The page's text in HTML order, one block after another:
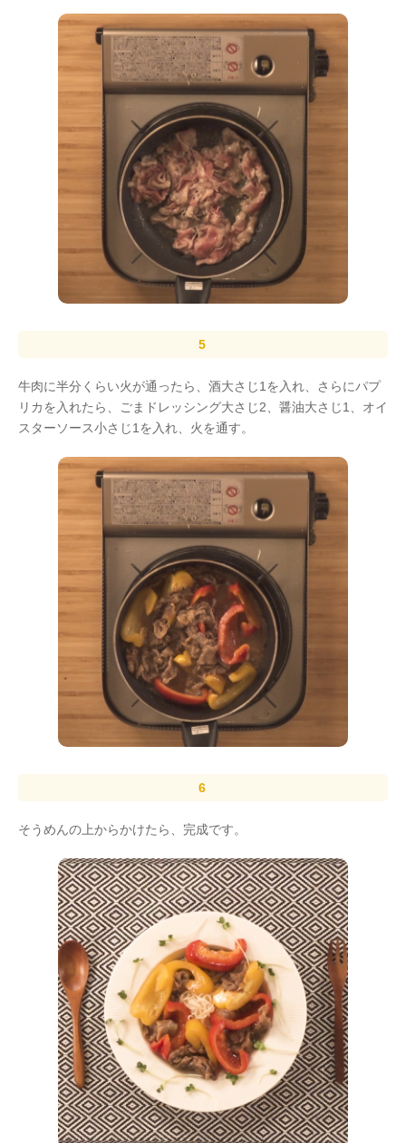
牛肉に半分くらい火が通ったら、酒大さじ1を入れ、さらにパプ
リカを入れたら、ごまドレッシング大さじ2、醤油大さじ1、オイ
スターソース小さじ1を入れ、火を通す。
そうめんの上からかけたら、完成です。